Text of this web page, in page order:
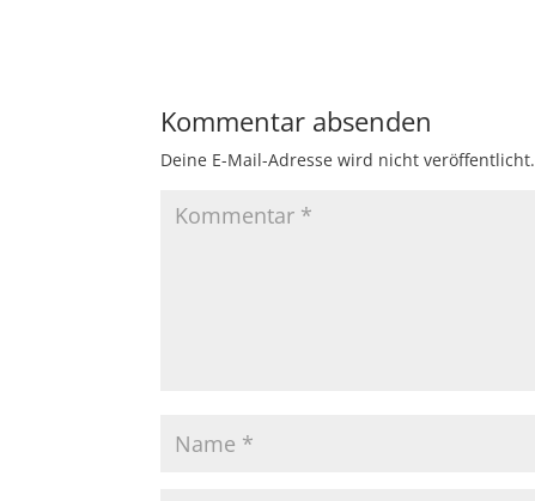
Kommentar absenden
Deine E-Mail-Adresse wird nicht veröffentlicht.